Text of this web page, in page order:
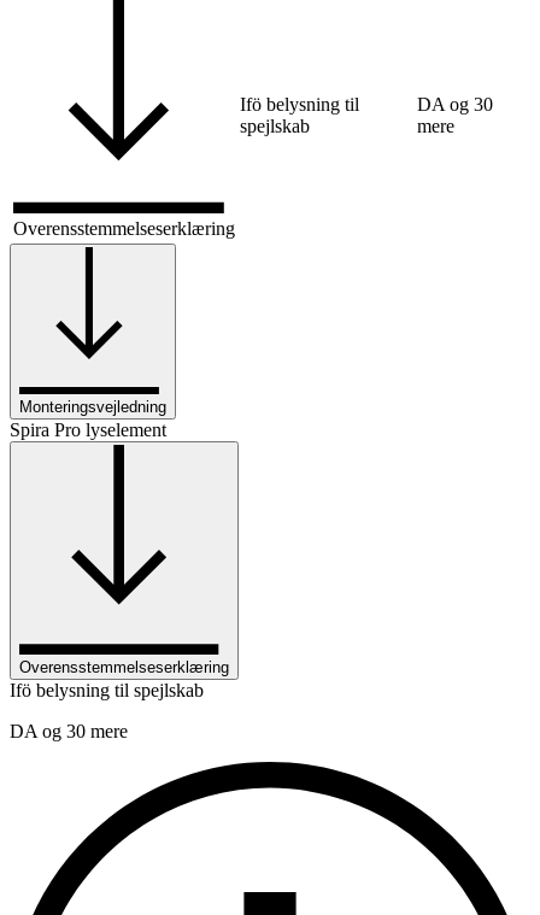
Overensstemmelseserklæring
Ifö belysning til
spejlskab
DA og 30
mere
Monteringsvejledning
Spira Pro lyselement
Overensstemmelseserklæring
Ifö belysning til spejlskab
DA og 30 mere